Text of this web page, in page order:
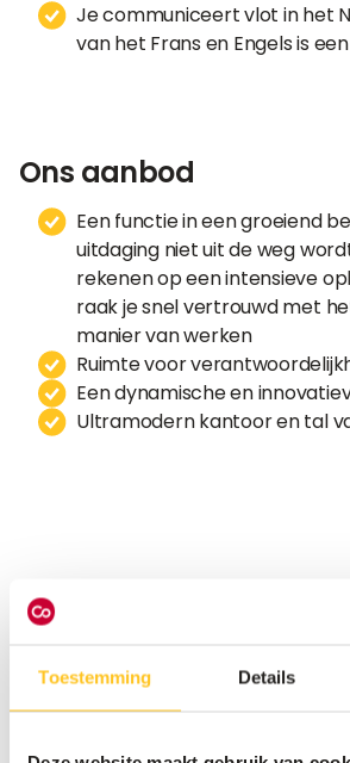
Toestemming Details
Je communiceert vlot in het
van het Frans en Engels is
Ons aanbod
Een functie in een groeiend
uitdaging niet uit de weg
rekenen op een intensieve
raak je snel vertrouwd met
manier van werken
Ruimte voor
Een dynamische en
Ultramodern kantoor en tal
Solliciteer nu
Solliciteer meteen en wie weet
nieuwe collega. We kijken ernaar